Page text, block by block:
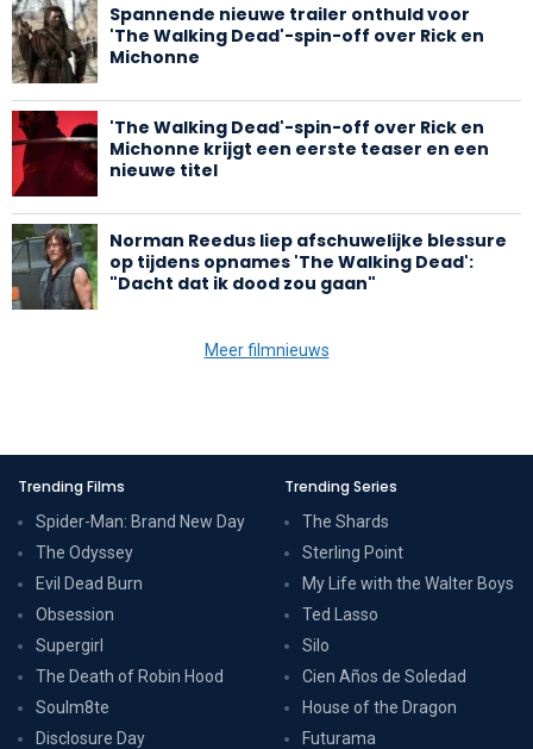
Spannende nieuwe trailer onthuld voor
'The Walking Dead'-spin-off over Rick en
Michonne
'The Walking Dead'-spin-off over Rick en
Michonne krijgt een eerste teaser en een
nieuwe titel
Norman Reedus liep afschuwelijke blessure
op tijdens opnames 'The Walking Dead':
"Dacht dat ik dood zou gaan"
Meer filmnieuws
Trending Films
Spider-Man: Brand New Day
The Odyssey
Evil Dead Burn
Obsession
Supergirl
The Death of Robin Hood
Soulm8te
Disclosure Day
Trending Series
The Shards
Sterling Point
My Life with the Walter Boys
Ted Lasso
Silo
Cien Años de Soledad
House of the Dragon
Futurama